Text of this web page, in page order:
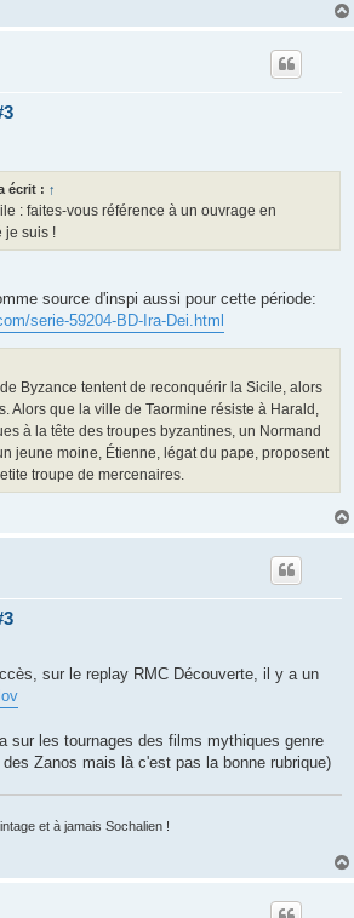
écrit : ↑
: faites-vous référence à un ouvrage en
je suis !
source d'inspi aussi pour cette période:
serie-59204-BD-Ira-Dei.html
Byzance tentent de reconquérir la Sicile, alors
Alors que la ville de Taormine résiste à Harald,
à la tête des troupes byzantines, un Normand
jeune moine, Étienne, légat du pape, proposent
troupe de mercenaires.
sur le replay RMC Découverte, il y a un
sur les tournages des films mythiques genre
Zanos mais là c'est pas la bonne rubrique)
et à jamais Sochalien !